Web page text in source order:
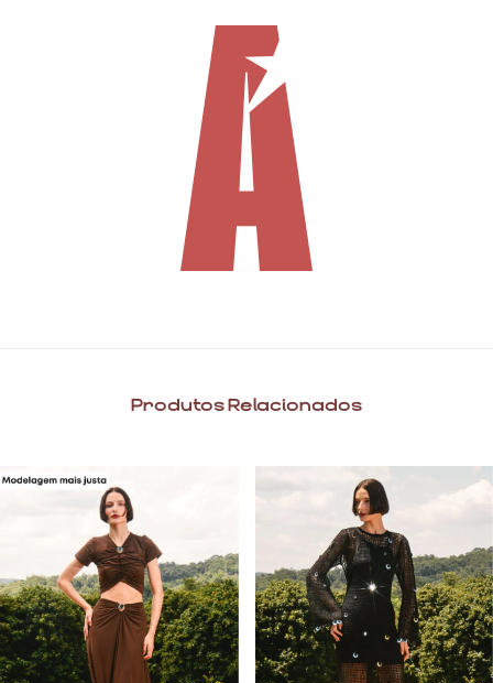
Produtos Relacionados